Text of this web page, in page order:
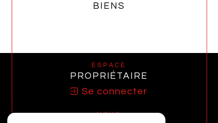
BIENS
ESPACE
PROPRIÉTAIRE
Se connecter
NOUS